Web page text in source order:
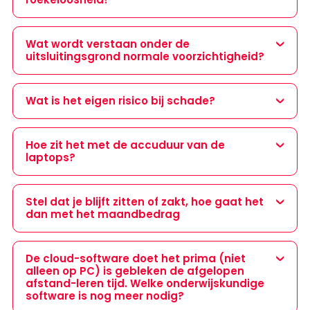
Wat wordt verstaan onder de
uitsluitingsgrond normale voorzichtigheid?
Wat is het eigen risico bij schade?
Hoe zit het met de accuduur van de
laptops?
Stel dat je blijft zitten of zakt, hoe gaat het
dan met het maandbedrag
De cloud-software doet het prima (niet
alleen op PC) is gebleken de afgelopen
afstand-leren tijd. Welke onderwijskundige
software is nog meer nodig?